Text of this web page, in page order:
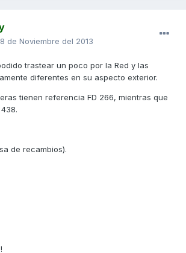
de Noviembre del 2013
trastear un poco por la Red y las
diferentes en su aspecto exterior.
tienen referencia FD 266, mientras que
de recambios).